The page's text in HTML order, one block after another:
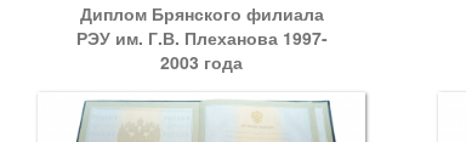
Диплом Брянского филиала
РЭУ им. Г.В. Плеханова 1997-
2003 года